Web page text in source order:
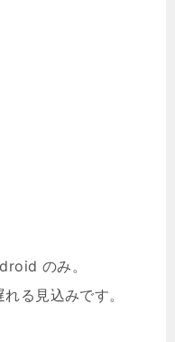
のみ。
る見込みです。